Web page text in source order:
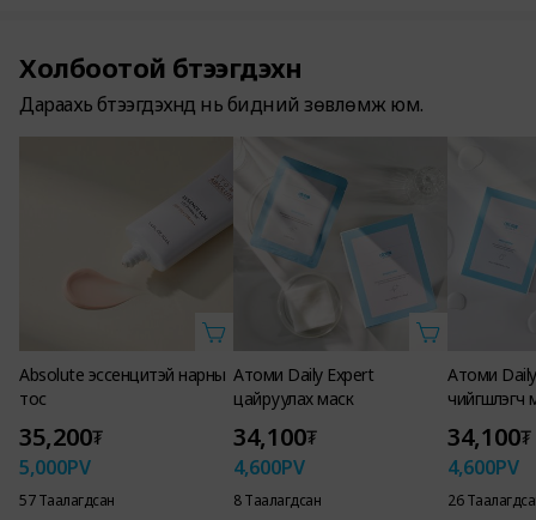
Холбоотой бүтээгдэхүүн
Дараахь бүтээгдэхүүнүүд нь бидний зөвлөмж юм.
Absolute эссенцитэй нарны
тос
35,200₮
5,000PV
57 Таалагдсан
Атоми Daily Expert
цайруулах маск
34,100₮
4,600PV
8 Таалагдсан
Атоми
чийгшүүлэгч
34,100₮
4,600PV
26